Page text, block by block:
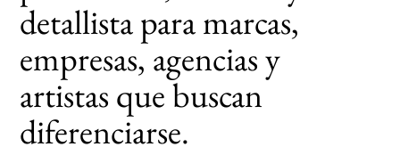
detallista para marcas,
empresas, agencias y
artistas que buscan
diferenciarse.